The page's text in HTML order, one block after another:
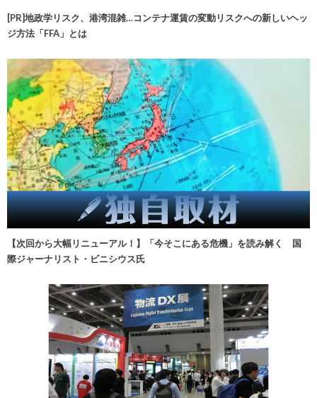
[PR]地政学リスク、港湾混雑…コンテナ運賃の変動リスクへの新しいヘッ
ジ方法「FFA」とは
【次回から大幅リニューアル！】「今そこにある危機」を読み解く 国
際ジャーナリスト・ビニシウス氏